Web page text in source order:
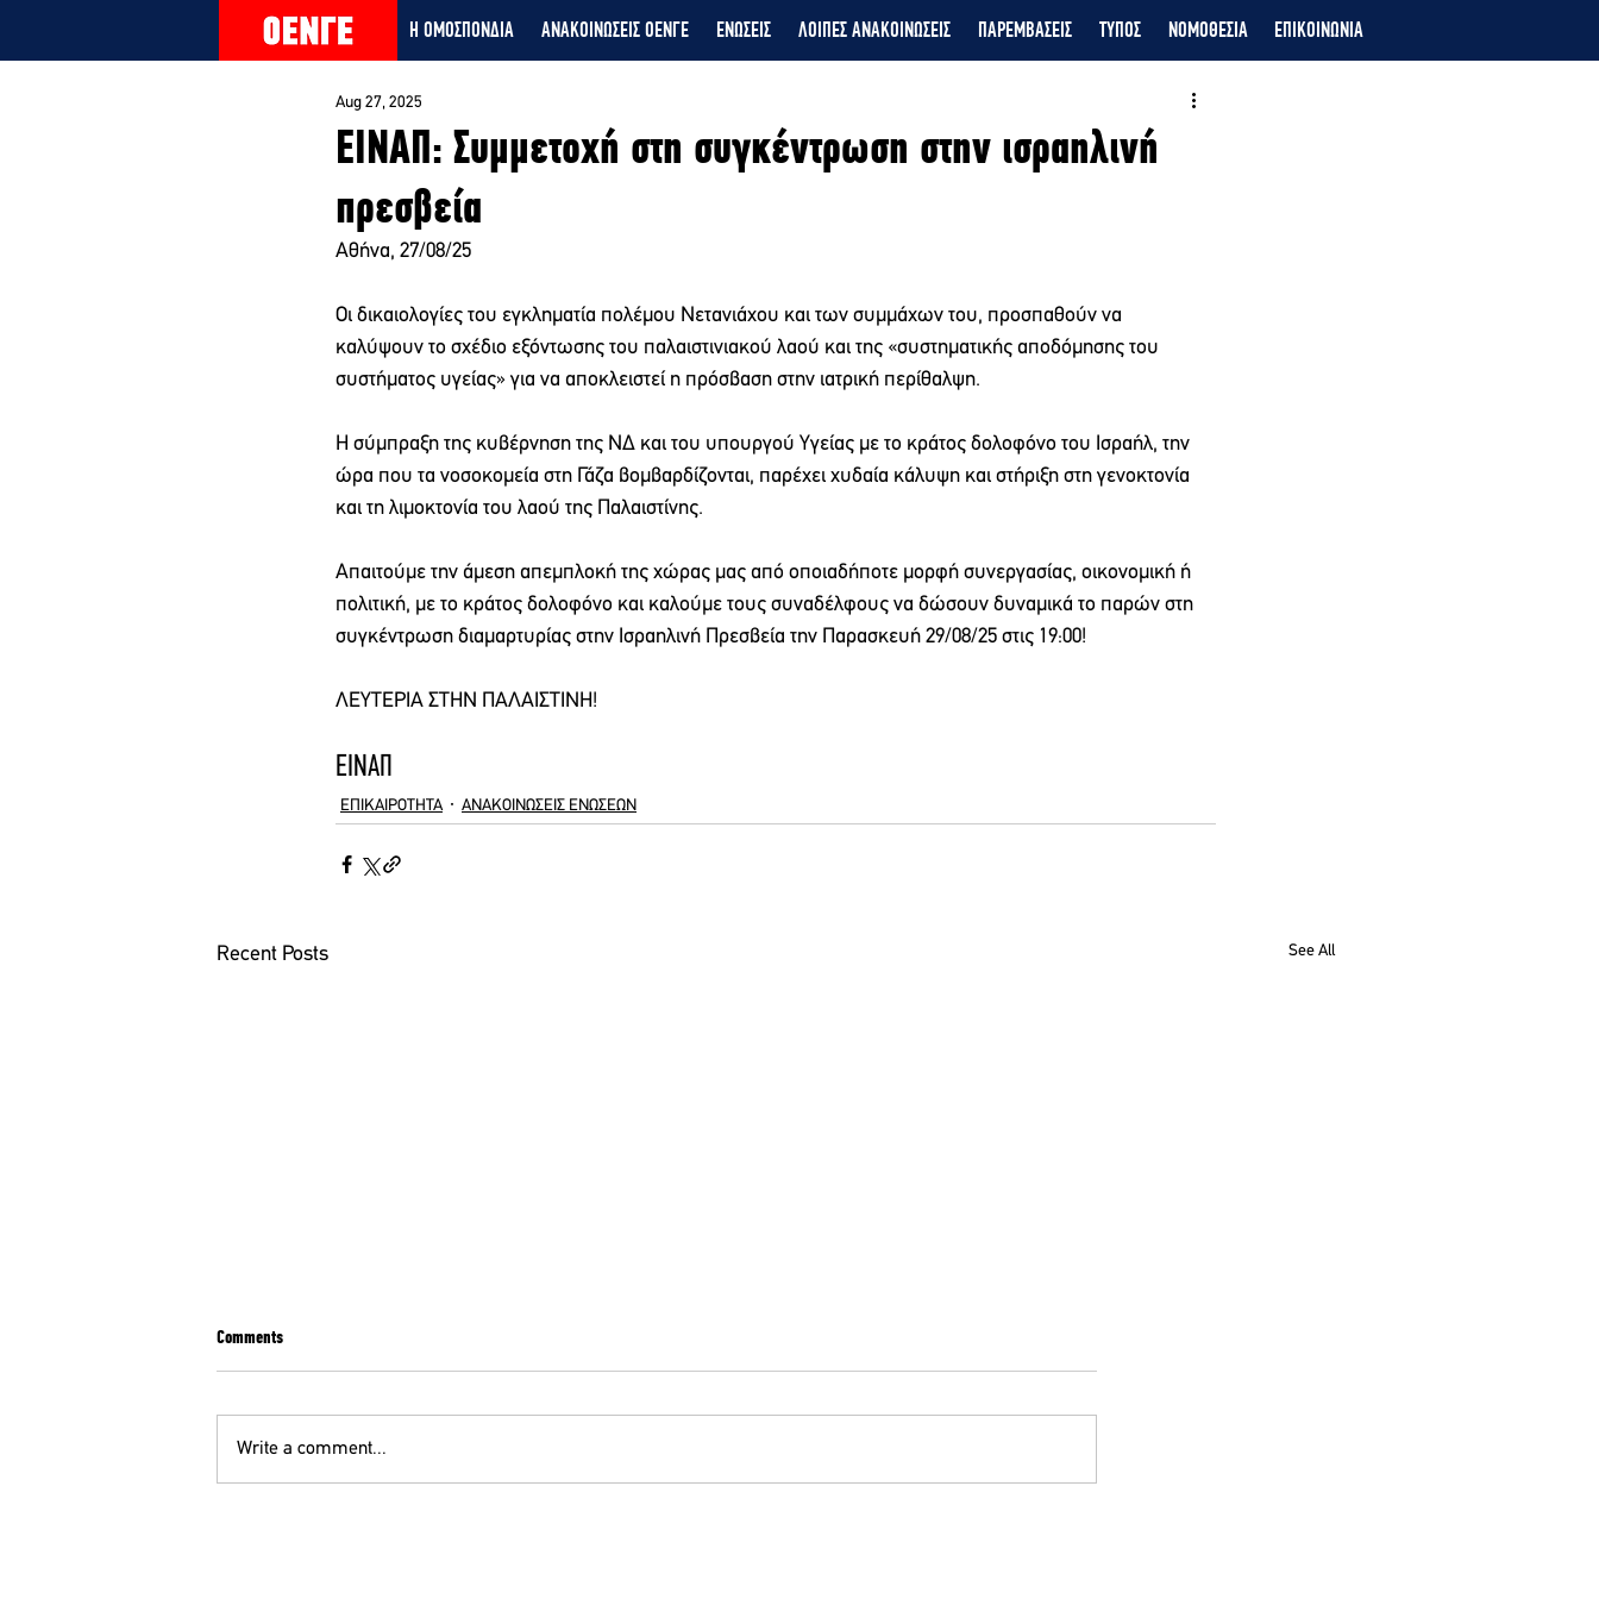
Η ΟΜΟΣΠΟΝΔΙΑ ΑΝΑΚΟΙΝΩΣΕΙΣ ΟΕΝΓΕ ΕΝΩΣΕΙΣ ΛΟΙΠΕΣ ΑΝΑΚΟΙΝΩΣΕΙΣ ΠΑΡΕΜΒΑΣΕΙΣ ΤΥΠΟΣ ΝΟΜΟΘΕΣΙΑ ΕΠΙΚΟΙΝΩΝΙΑ
ΕΙΝΑΠ: Συμμετοχή στη συγκέντρωση στην ισραηλινή
πρεσβεία
Aug 27, 2025
Αθήνα, 27/08/25
Οι δικαιολογίες του εγκληματία πολέμου Νετανιάχου και των συμμάχων του, προσπαθούν να
καλύψουν το σχέδιο εξόντωσης του παλαιστινιακού λαού και της «συστηματικής αποδόμησης του
συστήματος υγείας» για να αποκλειστεί η πρόσβαση στην ιατρική περίθαλψη.
Η σύμπραξη της κυβέρνηση της ΝΔ και του υπουργού Υγείας με το κράτος δολοφόνο του Ισραήλ, την
ώρα που τα νοσοκομεία στη Γάζα βομβαρδίζονται, παρέχει χυδαία κάλυψη και στήριξη στη γενοκτονία
και τη λιμοκτονία του λαού της Παλαιστίνης.
Απαιτούμε την άμεση απεμπλοκή της χώρας μας από οποιαδήποτε μορφή συνεργασίας, οικονομική ή
πολιτική, με το κράτος δολοφόνο και καλούμε τους συναδέλφους να δώσουν δυναμικά το παρών στη
συγκέντρωση διαμαρτυρίας στην Ισραηλινή Πρεσβεία την Παρασκευή 29/08/25 στις 19:00!
ΛΕΥΤΕΡΙΑ ΣΤΗΝ ΠΑΛΑΙΣΤΙΝΗ!
ΕΙΝΑΠ
ΕΠΙΚΑΙΡΟΤΗΤΑ ΑΝΑΚΟΙΝΩΣΕΙΣ ΕΝΩΣΕΩΝ
Recent Posts See All
Comments
Write a comment...